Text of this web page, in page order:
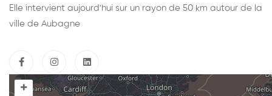
Elle intervient aujourd'hui sur un rayon de 50 km autour de la
ville de Aubagne
+